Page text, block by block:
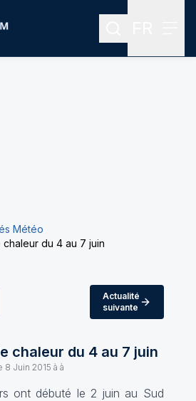
Rechercher
Météo
du 4 au 7 juin
Actualité
suivante
chaleur du 4 au 7 juin
8 Juin 2015 à à
ont débuté le 2 juin au Sud